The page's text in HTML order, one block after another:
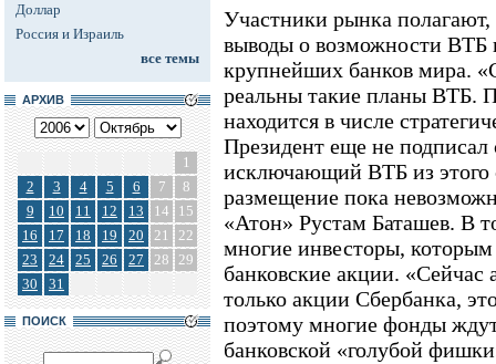
Доллар
Россия и Израиль
все темы
АРХИВ
1
2
3 4 5 6 7
8
9
10 11 12 13 14
15
16
17 18 19 20 21
22
23
24 25 26 27 28 29
30
31
ПОИСК
Участники рынка полагают,
выводы о возможности ВТБ
крупнейших банков мира.
реальны такие планы ВТБ.
находится в числе
Президент еще не
исключающий ВТБ из этого
размещение пока
«Атон» Рустам Баташев. В
многие инвесторы,
банковские акции. «Сейчас
только акции Сбербанка,
поэтому многие фонды
банковской «голубой